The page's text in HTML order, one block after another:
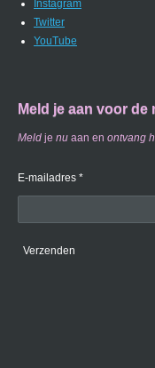
Instagram
Twitter
YouTube
Meld je aan voor de
Meld je nu aan en ontvang
E-mailadres *
Verzenden